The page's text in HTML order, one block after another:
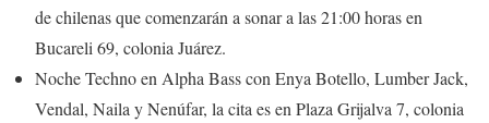
de chilenas que comenzarán a sonar a las 21:00 horas en
Bucareli 69, colonia Juárez.
Noche Techno en Alpha Bass con Enya Botello, Lumber Jack,
Vendal, Naila y Nenúfar, la cita es en Plaza Grijalva 7, colonia